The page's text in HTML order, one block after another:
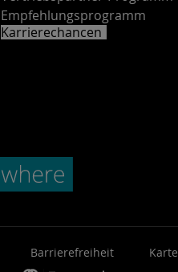
Empfehlungsprogramm
Karrierechancen
Barrierefreiheit Karte